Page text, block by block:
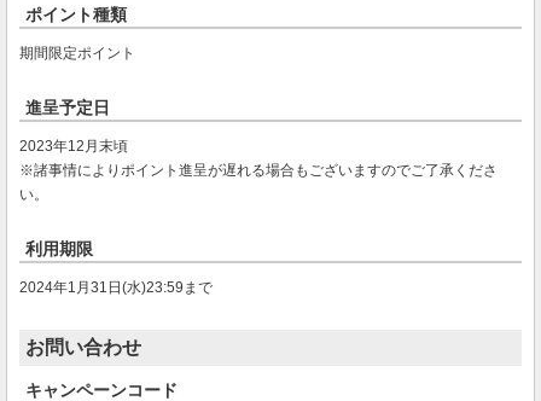
ポイント種類
期間限定ポイント
進呈予定日
2023年12月末頃
※諸事情によりポイント進呈が遅れる場合もございますのでご了承くださ
い。
利用期限
2024年1月31日(水)23:59まで
お問い合わせ
キャンペーンコード